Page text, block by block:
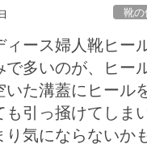
靴の
ィース婦人靴ヒー
で多いのが、ヒー
いた溝蓋にヒール
も引っ掻けてしま
気にならないか